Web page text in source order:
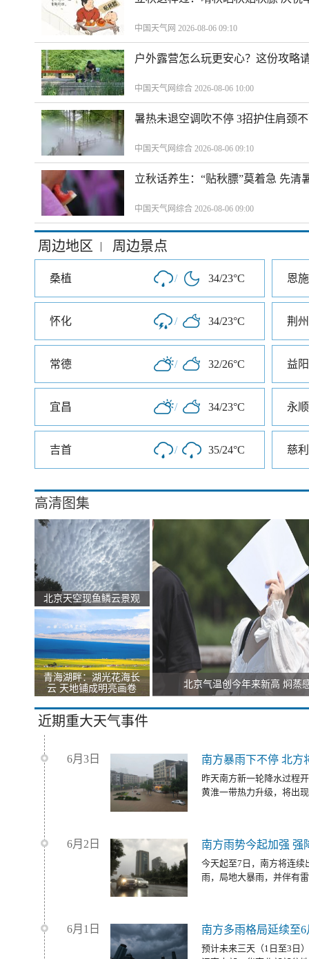
中国天气网 2026-08-06 09:10
户外露营怎么玩更安心？这份攻略
中国天气网综合 2026-08-06 10:00
暑热未退空调吹不停 3招护住肩颈
中国天气网综合 2026-08-06 09:10
立秋话养生：“贴秋膘”莫着急 先清
中国天气网综合 2026-08-06 09:00
周边地区 | 周边景点
桑植 / 34/23°C 恩施
怀化 / 34/23°C 荆州
常德 / 32/26°C 益阳
宜昌 / 34/23°C 永顺
吉首 / 35/24°C 慈利
高清图集
北京天空现鱼鳞云景观
青海湖畔：湖光花海长
云 天地铺成明亮画卷
北京气温创今年来新高 焖蒸
近期重大天气事件
6月3日 南方暴雨下不停 北方
昨天南方新一轮降水过程
黄淮一带热力升级，将出
6月2日 南方雨势今起加强 强
今天起至7日，南方将连续
雨，局地大暴雨，并伴有
6月1日 南方多雨格局延续至
预计未来三天（1日至3日